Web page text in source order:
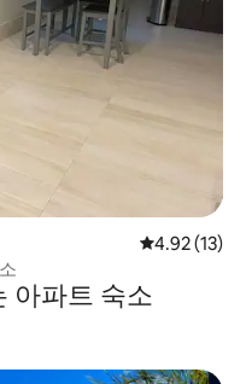
평점 4.92점
4.92 (13)
아파트 숙소